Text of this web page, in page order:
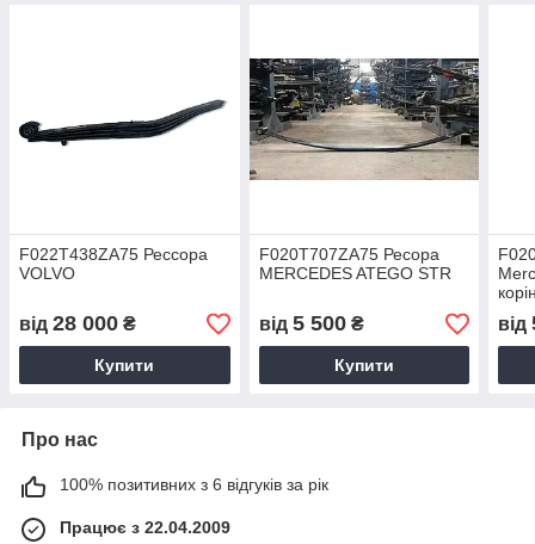
F022T438ZA75 Рессора
VOLVO
від 28 000 ₴
Купити
F020T707ZA75 Ресора
MERCEDES ATEGO STR
від 5 500₴
Купити
від
Про нас
100% позитивних з 6 відгуків за рік
Працює з 22.04.2009